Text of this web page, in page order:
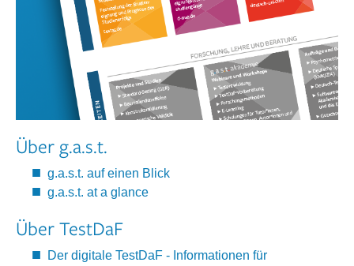
Über g.a.s.t.
g.a.s.t. auf einen Blick
g.a.s.t. at a glance
Über TestDaF
Der digitale TestDaF - Informationen für